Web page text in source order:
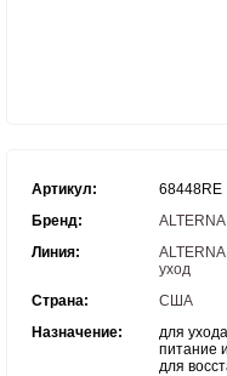
Артикул:
68448RE
Бренд:
ALTERNA
Линия:
уход
Страна:
США
Назначение:
для
питание
для